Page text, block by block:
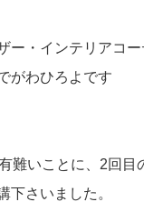
ー・インテリアコ
がわひろよです
難いことに、2回目
下さいました。